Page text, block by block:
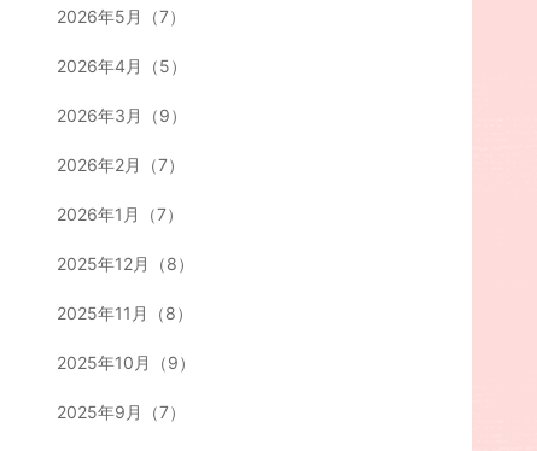
2026年5月（7）
2026年4月（5）
2026年3月（9）
2026年2月（7）
2026年1月（7）
2025年12月（8）
2025年11月（8）
2025年10月（9）
2025年9月（7）